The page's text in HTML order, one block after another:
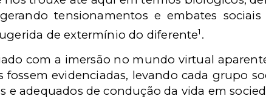
tensionamentos e embates
de extermínio do diferente1 .
com a imersão no mundo virtual
evidenciadas, levando cada grupo
adequados de condução da vida em